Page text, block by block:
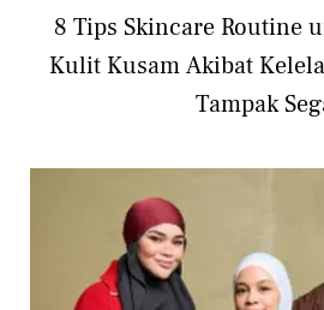
8 Tips Skincare Routine
Kulit Kusam Akibat
Tampak